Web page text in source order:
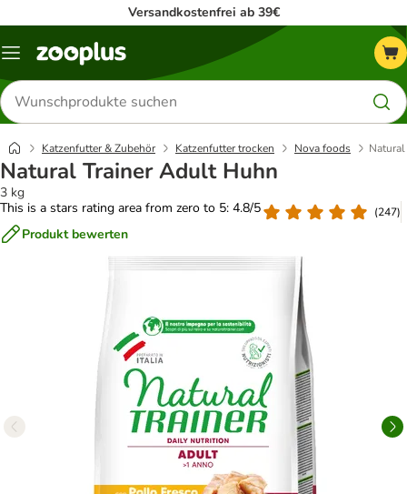
Versandkostenfrei ab 39€
Menü
Produkte
suchen
Katzenfutter & Zubehör Katzenfutter trocken Nova foods
Natural Trainer Adult Huhn
3 kg
This is a stars rating area from zero to 5: 4.8/5
(247)
Produkt bewerten